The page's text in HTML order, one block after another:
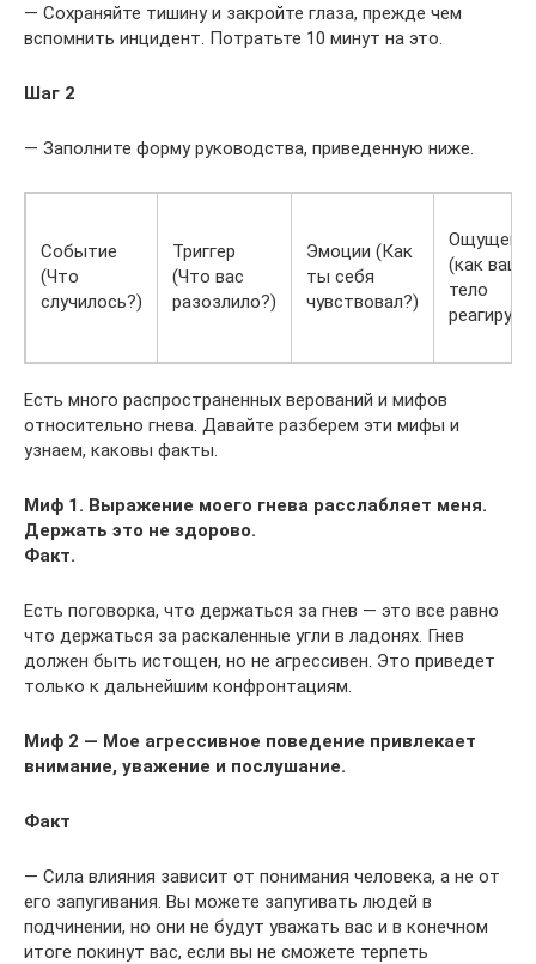
— Сохраняйте тишину и закройте глаза, прежде чем
вспомнить инцидент. Потратьте 10 минут на это.
Шаг 2
— Заполните форму руководства, приведенную ниже.
Событие
(Что
случилось?)
Триггер
(Что вас
разозлило?)
Эмоции (Как
ты себя
чувствовал?)
(как ваше
тело
Есть много распространенных верований и мифов
относительно гнева. Давайте разберем эти мифы и
узнаем, каковы факты.
Миф 1. Выражение моего гнева расслабляет меня.
Держать это не здорово.
Факт.
Есть поговорка, что держаться за гнев — это все равно
что держаться за раскаленные угли в ладонях. Гнев
должен быть истощен, но не агрессивен. Это приведет
только к дальнейшим конфронтациям.
Миф 2 — Мое агрессивное поведение привлекает
внимание, уважение и послушание.
Факт
— Сила влияния зависит от понимания человека, а не от
его запугивания. Вы можете запугивать людей в
подчинении, но они не будут уважать вас и в конечном
итоге покинут вас, если вы не сможете терпеть